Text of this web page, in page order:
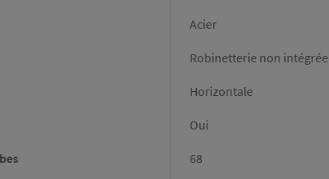
Acier
Robinetterie non intégrée
Horizontale
Oui
68